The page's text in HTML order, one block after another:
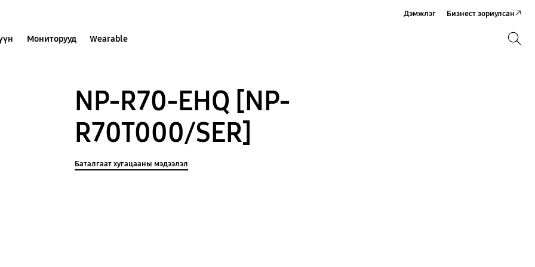
Мониторууд Wearable
Дэмжлэг Бизнест зориулсан
NP-R70-EHQ [NP-
R70T000/SER]
Баталгаат хугацааны мэдээлэл